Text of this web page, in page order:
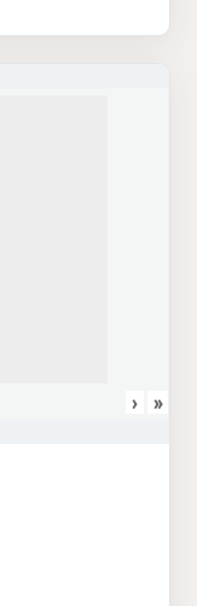
› »